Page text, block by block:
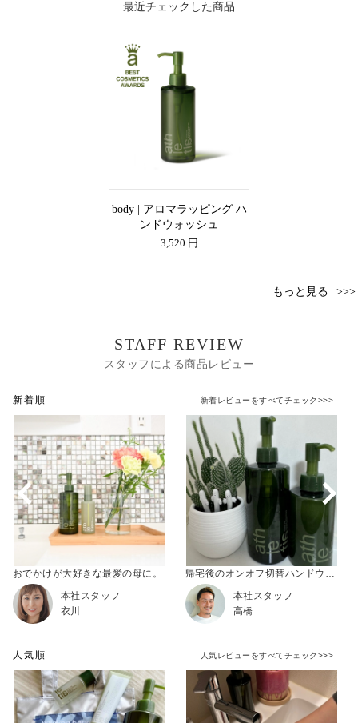
最近チェックした商品
body | アロマラッピング ハ
ンドウォッシュ
3,520 円
もっと見る
STAFF REVIEW
スタッフによる商品レビュー
新着順 新着レビューをすべてチェック>>>
おでかけが大好きな最愛の母に。
本社スタッフ
衣川
帰宅後のオンオフ切替ハンドウォッシュ
本社スタッフ
高橋
人気順 人気レビューをすべてチェック>>>